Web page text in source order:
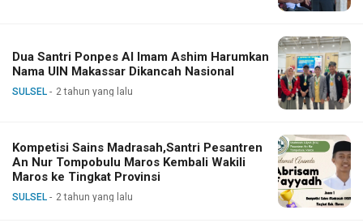
Dua Santri Ponpes Al Imam Ashim Harumkan
Nama UIN Makassar Dikancah Nasional
SULSEL 2 tahun yang lalu
Kompetisi Sains Madrasah,Santri Pesantren
An Nur Tompobulu Maros Kembali Wakili
Maros ke Tingkat Provinsi
SULSEL 2 tahun yang lalu